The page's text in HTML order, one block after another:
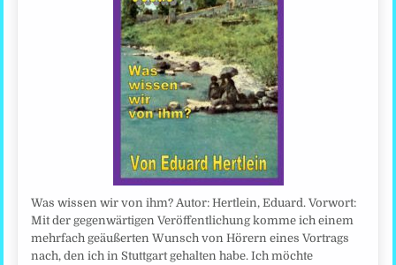
Was wissen wir von ihm? Autor: Hertlein, Eduard. Vorwort:
Mit der gegenwärtigen Veröffentlichung komme ich einem
mehrfach geäußerten Wunsch von Hörern eines Vortrags
nach, den ich in Stuttgart gehalten habe. Ich möchte